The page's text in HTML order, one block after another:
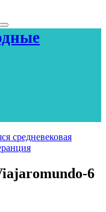
средневековая
6